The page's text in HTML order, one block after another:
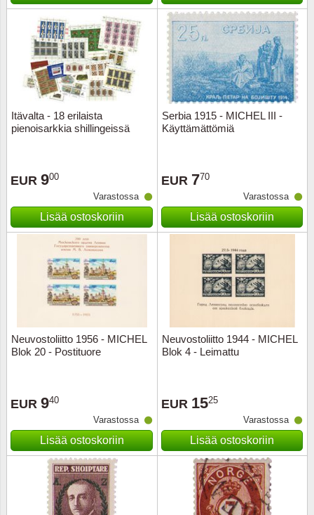
Itävalta - 18 erilaista
pienoisarkkia shillingeissä
EUR 900
Varastossa
Lisää ostoskoriin
Serbia 1915 - MICHEL III -
Käyttämättömiä
EUR 770
Varastossa
Lisää ostoskoriin
Neuvostoliitto 1956 - MICHEL
Blok 20 - Postituore
EUR 940
Varastossa
Lisää ostoskoriin
Neuvostoliitto 1944 - MICHEL
Blok 4 - Leimattu
EUR 1525
Varastossa
Lisää ostoskoriin